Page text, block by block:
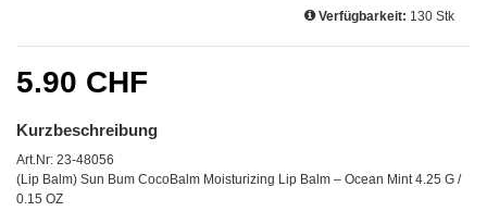
Verfügbarkeit: 130 Stk
5.90 CHF
Kurzbeschreibung
Art.Nr: 23-48056
(Lip Balm) Sun Bum CocoBalm Moisturizing Lip Balm – Ocean Mint 4.25 G /
0.15 OZ